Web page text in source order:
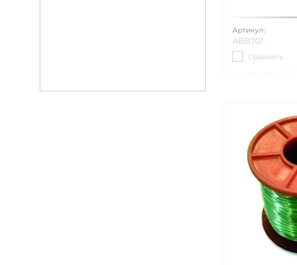
Артикул:
АВВ701
Сравнить